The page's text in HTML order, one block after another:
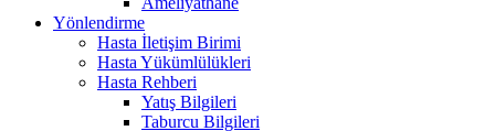
Yönlendirme
Hasta İletişim Birimi
Hasta Yükümlülükleri
Hasta Rehberi
Yatış Bilgileri
Taburcu Bilgileri